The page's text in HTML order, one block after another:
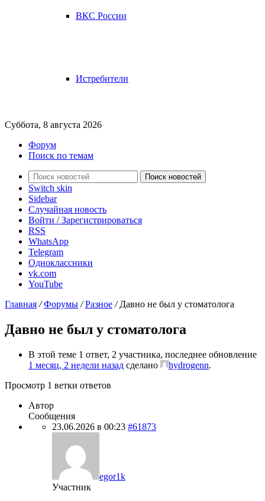
ВКС России
Истребители
Суббота, 8 августа 2026
Форум
Поиск по темам
Поиск новостей
Switch skin
Sidebar
Случайная новость
Войти / Зарегистрироваться
RSS
WhatsApp
Telegram
Одноклассники
vk.com
YouTube
Главная / Форумы / Разное / Давно не был у стоматолога
Давно не был у стоматолога
В этой теме 1 ответ, 2 участника, последнее обновление
1 месяц, 2 недели назад сделано hydrogenn.
Просмотр 1 ветки ответов
Автор
Сообщения
23.06.2026 в 00:23 #61873
egor1k
Участник